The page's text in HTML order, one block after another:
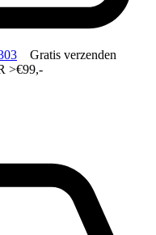
Gratis verzenden
>€99,-